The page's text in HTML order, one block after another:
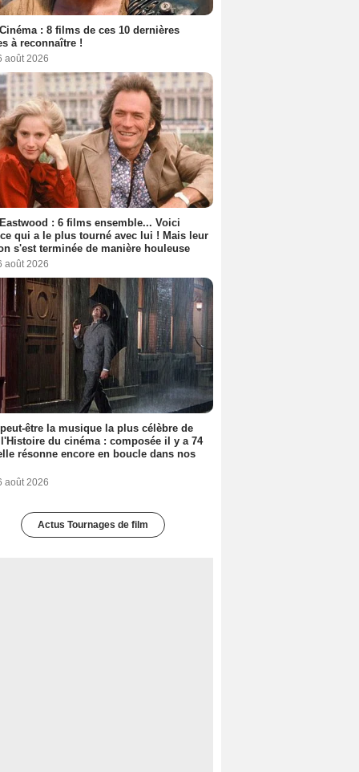
: 8 films de ces 10 dernières
à reconnaître !
août 2026
: 6 films ensemble... Voici
qui a le plus tourné avec lui ! Mais leur
s'est terminée de manière houleuse
août 2026
être la musique la plus célèbre de
du cinéma : composée il y a 74
résonne encore en boucle dans nos
août 2026
Actus Tournages de film